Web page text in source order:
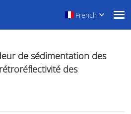
French
de sédimentation des
des